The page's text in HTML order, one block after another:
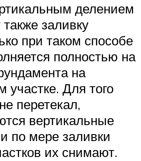
делением
также заливку
при таком способе
полностью на
на
участке. Для того
перетекал,
вертикальные
по мере заливки
их снимают.